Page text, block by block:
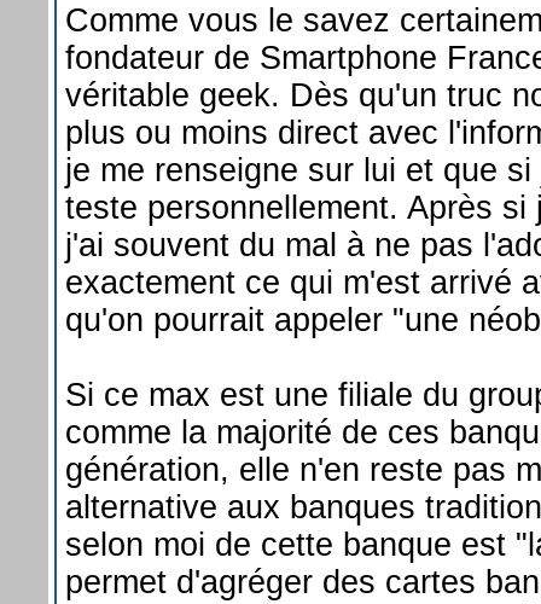
Comme vous le savez
fondateur de Smartphone
véritable geek. Dès qu'un truc
plus ou moins direct avec
je me renseigne sur lui et que
teste personnellement. Après si
j'ai souvent du mal à ne pas
exactement ce qui m'est arrivé
qu'on pourrait appeler "une
Si ce max est une filiale du
comme la majorité de ces
génération, elle n'en reste pas
alternative aux banques
selon moi de cette banque est
permet d'agréger des cartes